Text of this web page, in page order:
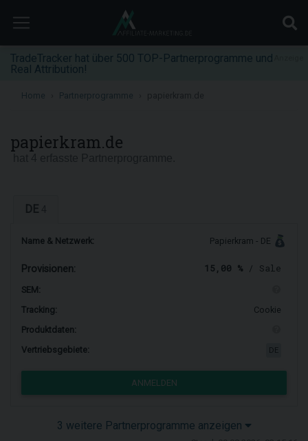
TradeTracker hat über 500 TOP-Partnerprogramme und
Real Attribution!
Home Partnerprogramme
papierkram.de
DE
Name & Netzwerk: Papierkram - DE
Provisionen: 15,00 % / Sale
SEM:
Tracking:
Cookie
Produktdaten:
Vertriebsgebiete:
ANMELDEN
3 weitere Partnerprogramme anzeigen